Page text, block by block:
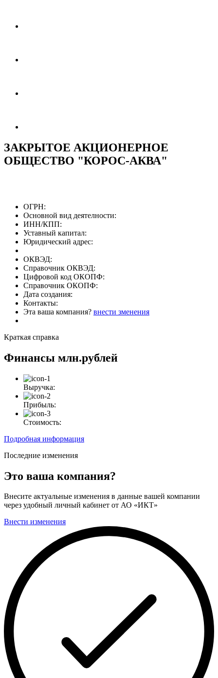
ЗАКРЫТОЕ АКЦИОНЕРНОЕ
ОБЩЕСТВО "КОРОС-АКВА"
ОГРН:
Основной вид деятелности:
ИНН/КПП:
Уставный капитал:
Юридический адрес:
ОКВЭД:
Справочник ОКВЭД:
Цифровой код ОКОПФ:
Справочник ОКОПФ:
Дата создания:
Контакты:
Эта ваша компания? внести зменения
Краткая справка
Финансы млн.рублей
Выручка:
Прибыль:
Стоимость:
Подробная информация
Последние изменения
Это ваша компания?
Внесите актуальные изменения в данные вашей компании
через удобный личный кабинет от АО «ИКТ»
Внести изменения